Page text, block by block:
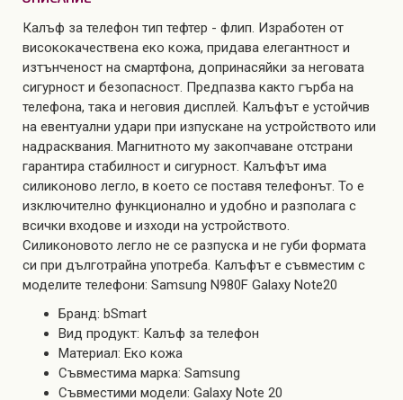
Калъф за телефон тип тефтер - флип. Изработен от
висококачествена еко кожа, придава елегантност и
изтънченост на смартфона, допринасяйки за неговата
сигурност и безопасност. Предпазва както гърба на
телефона, така и неговия дисплей. Калъфът е устойчив
на евентуални удари при изпускане на устройството или
надрасквания. Магнитното му закопчаване отстрани
гарантира стабилност и сигурност. Калъфът има
силиконово легло, в което се поставя телефонът. То е
изключително функционално и удобно и разполага с
всички входове и изходи на устройството.
Силиконовото легло не се разпуска и не губи формата
си при дълготрайна употреба. Калъфът е съвместим с
моделите телефони: Samsung N980F Galaxy Note20
Бранд: bSmart
Вид продукт: Калъф за телефон
Материал: Еко кожа
Съвместима марка: Samsung
Съвместими модели: Galaxy Note 20